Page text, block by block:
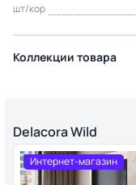
шт/кор
Коллекции товара
Delacora Wild
Интернет-магазин